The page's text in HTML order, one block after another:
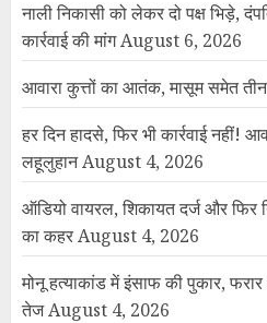
नाली निकासी को लेकर दो पक्ष भिड़े,
कार्रवाई की मांगAugust 6, 2026
आवारा कुत्तों का आतंक, मासूम समेत
हर दिन हादसे, फिर भी कार्रवाई नहीं!
लहूलुहानAugust 4, 2026
ऑडियो वायरल, शिकायत दर्ज और फिर
का कहरAugust 4, 2026
मोनू हत्याकांड में इंसाफ की पुकार, फरार
तेजAugust 4, 2026